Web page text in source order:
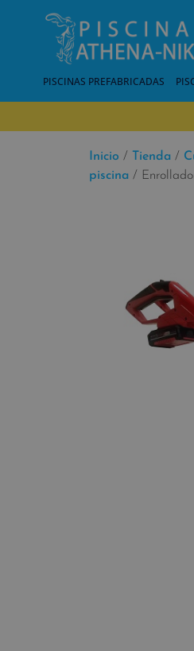
PISCINAS PREFABRICADAS
Inicio / Tienda /
piscina /